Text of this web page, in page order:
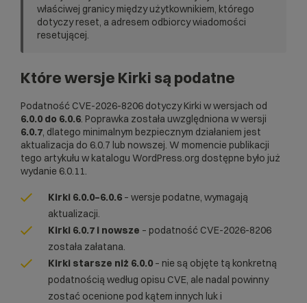
właściwej granicy między użytkownikiem, którego
dotyczy reset, a adresem odbiorcy wiadomości
resetującej.
Które wersje Kirki są podatne
Podatność CVE-2026-8206 dotyczy Kirki w wersjach od
6.0.0 do 6.0.6. Poprawka została uwzględniona w wersji
6.0.7, dlatego minimalnym bezpiecznym działaniem jest
aktualizacja do 6.0.7 lub nowszej. W momencie publikacji
tego artykułu w katalogu WordPress.org dostępne było już
wydanie 6.0.11.
Kirki 6.0.0–6.0.6 – wersje podatne, wymagają
aktualizacji.
Kirki 6.0.7 i nowsze – podatność CVE-2026-8206
została załatana.
Kirki starsze niż 6.0.0 – nie są objęte tą konkretną
podatnością według opisu CVE, ale nadal powinny
zostać ocenione pod kątem innych luk i